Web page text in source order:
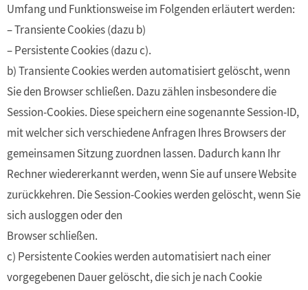
Umfang und Funktionsweise im Folgenden erläutert werden:
– Transiente Cookies (dazu b)
– Persistente Cookies (dazu c).
b) Transiente Cookies werden automatisiert gelöscht, wenn
Sie den Browser schließen. Dazu zählen insbesondere die
Session-Cookies. Diese speichern eine sogenannte Session-ID,
mit welcher sich verschiedene Anfragen Ihres Browsers der
gemeinsamen Sitzung zuordnen lassen. Dadurch kann Ihr
Rechner wiedererkannt werden, wenn Sie auf unsere Website
zurückkehren. Die Session-Cookies werden gelöscht, wenn Sie
sich ausloggen oder den
Browser schließen.
c) Persistente Cookies werden automatisiert nach einer
vorgegebenen Dauer gelöscht, die sich je nach Cookie